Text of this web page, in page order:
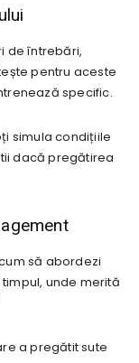
de întrebări,
pentru aceste
specific.
simula condițiile
dacă pregătirea
să abordezi
unde merită
a pregătit sute